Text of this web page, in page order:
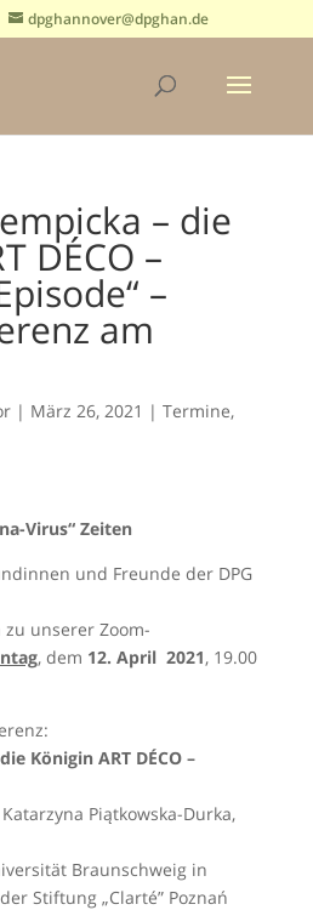
dpghannover@dpghan.de
– die
DÉCO –
–
am
| März 26, 2021 | Termine,
Virus“ Zeiten
und Freunde der DPG
unserer Zoom-
, dem 12. April 2021, 19.00
Königin ART DÉCO –
Piątkowska-Durka,
Braunschweig in
Stiftung „Clarté” Poznań